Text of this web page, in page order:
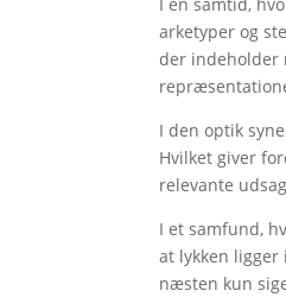
I en samtid,
arketyper og
der indeholder
I den optik
Hvilket giver
relevante
I et samfund,
at lykken
næsten kun